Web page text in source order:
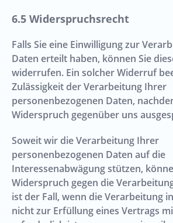
Widerspruchsrecht
Falls Sie eine Einwilligung zur
Daten erteilt haben, können Sie
widerrufen. Ein solcher Widerruf
Zulässigkeit der Verarbeitung Ihrer
personenbezogenen Daten,
Widerspruch gegenüber uns
Soweit wir die Verarbeitung Ihrer
personenbezogenen Daten auf die
Interessenabwägung stützen,
Widerspruch gegen die
ist der Fall, wenn die Verarbeitung
nicht zur Erfüllung eines Vertrags